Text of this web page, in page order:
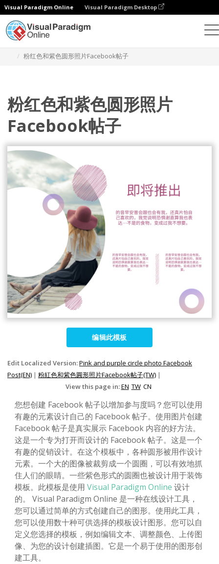
Visual Paradigm Online Visual Paradigm Desktop
粉红色和紫色圆形照片Facebook帖子
粉红色和紫色圆形照片
Facebook帖子
编辑此模板
Edit Localized Version:Pink and purple circle photo Facebook
Post(EN) | 粉紅色和紫色圓形照片Facebook帖子(TW) |
View this page in:EN TW CN
您想创建 Facebook 帖子以增加参与度吗？您可以使用
有趣的元素设计自己的 Facebook 帖子。使用图片创建
Facebook 帖子是真实展示 Facebook 内容的好方法。
这是一个专为打开而设计的 Facebook 帖子。这是一个
有趣的促销设计。在这个模板中，各种圆形被用作设计
元素。一个大的图像被裁剪成一个圆圈，可以有效地抓
住人们的眼睛。一些紫色形式的圆圈也被设计用于装饰
模板。此模板是使用 Visual Paradigm Online 设计
的。 Visual Paradigm Online 是一种在线设计工具，
您可以通过简单的方式创建自己的图形。使用此工具，
您可以使用数十种可供选择的模板设计图形。您可以自
定义您选择的模板，例如编辑文本、调整颜色、上传图
像、为您的设计创建插图。它是一个易于使用的图形创
建工具。